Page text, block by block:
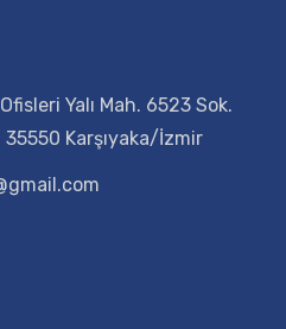
Yalı Mah. 6523 Sok.
Karşıyaka/İzmir